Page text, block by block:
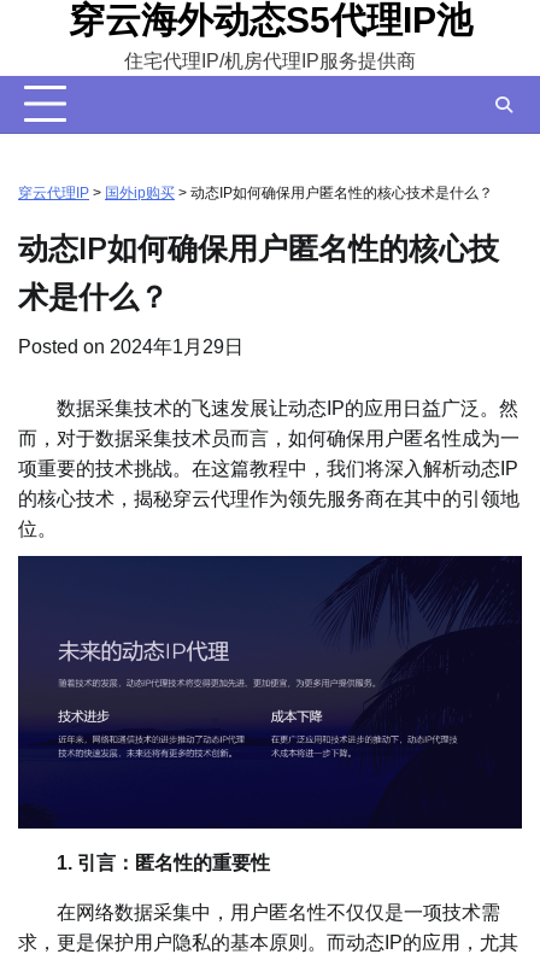
content
穿云海外动态S5代理IP池
住宅代理IP/机房代理IP服务提供商
穿云代理IP > 国外ip购买 > 动态IP如何确保用户匿名性的核心技术是什么？
动态IP如何确保用户匿名性的核心技
术是什么？
Posted on 2024年1月29日
数据采集技术的飞速发展让动态IP的应用日益广泛。然
而，对于数据采集技术员而言，如何确保用户匿名性成为一
项重要的技术挑战。在这篇教程中，我们将深入解析动态IP
的核心技术，揭秘穿云代理作为领先服务商在其中的引领地
位。
1. 引言：匿名性的重要性
在网络数据采集中，用户匿名性不仅仅是一项技术需
求，更是保护用户隐私的基本原则。而动态IP的应用，尤其